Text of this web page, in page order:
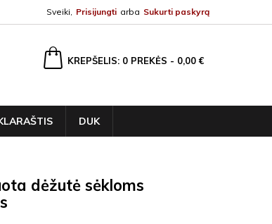
Sveiki, Prisijungti arba Sukurti paskyrą
KREPŠELIS 0 PREKĖS - 0,00 €
DUK
dėžutė sėkloms